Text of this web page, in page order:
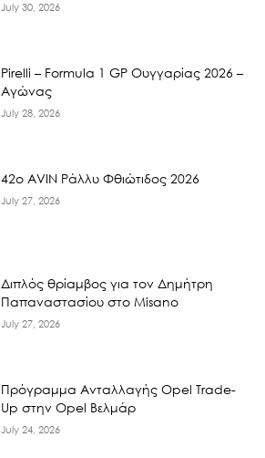
July 30, 2026
Pirelli – Formula 1 GP Ουγγαρίας 2026 –
Αγώνας
July 28, 2026
42ο AVIN Ράλλυ Φθιώτιδος 2026
July 27, 2026
Διπλός θρίαμβος για τον Δημήτρη
Παπαναστασίου στο Misano
July 27, 2026
Πρόγραμμα Ανταλλαγής Opel Trade-
Up στην Opel Βελμάρ
July 24, 2026